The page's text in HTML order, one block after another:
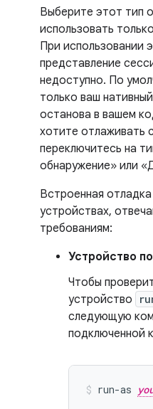
Выберите этот тип
использовать
При использовании
представление
недоступно. По
только ваш
останова в вашем
хотите отлаживать
переключитесь на
обнаружение» или
Встроенная
устройствах,
требованиям:
Устройство
Чтобы
устройство
следующую
подключенной
run-as